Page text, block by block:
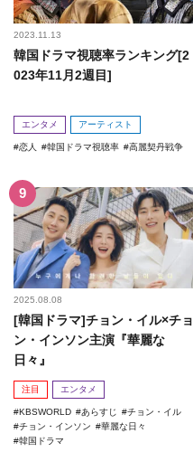
2023.11.13
韓国ドラマ視聴率ランキング[2
023年11月2週目]
エンタメ アーティスト
恋人 韓国ドラマ視聴率 高麗契丹戦争
2025.08.08
[韓国ドラマ]チョン・イル×チョ
ン・インソン主演『華麗な
日々』
注目 エンタメ
KBSWORLD あらすじ
チョン・イル
チョン・インソン
華麗な日々
韓国ドラマ